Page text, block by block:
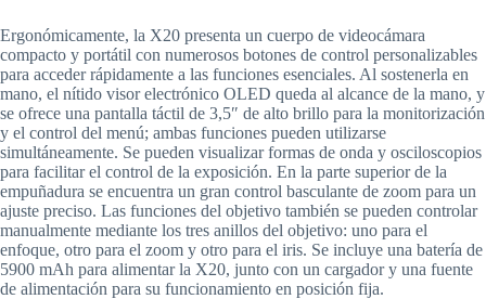
Ergonómicamente, la X20 presenta un cuerpo de videocámara
compacto y portátil con numerosos botones de control personalizables
para acceder rápidamente a las funciones esenciales. Al sostenerla en
mano, el nítido visor electrónico OLED queda al alcance de la mano, y
se ofrece una pantalla táctil de 3,5″ de alto brillo para la monitorización
y el control del menú; ambas funciones pueden utilizarse
simultáneamente. Se pueden visualizar formas de onda y osciloscopios
para facilitar el control de la exposición. En la parte superior de la
empuñadura se encuentra un gran control basculante de zoom para un
ajuste preciso. Las funciones del objetivo también se pueden controlar
manualmente mediante los tres anillos del objetivo: uno para el
enfoque, otro para el zoom y otro para el iris. Se incluye una batería de
5900 mAh para alimentar la X20, junto con un cargador y una fuente
de alimentación para su funcionamiento en posición fija.